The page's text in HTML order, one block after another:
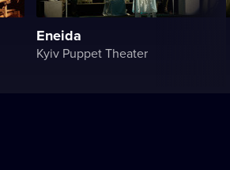
Eneida
Kyiv Puppet Theater